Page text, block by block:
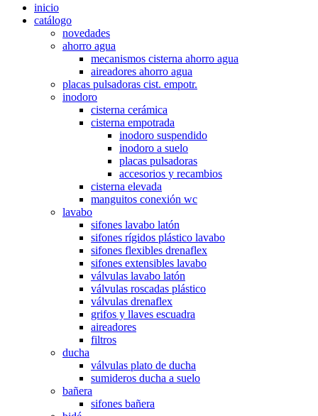
inicio
catálogo
novedades
ahorro agua
mecanismos cisterna ahorro agua
aireadores ahorro agua
placas pulsadoras cist. empotr.
inodoro
cisterna cerámica
cisterna empotrada
inodoro suspendido
inodoro a suelo
placas pulsadoras
accesorios y recambios
cisterna elevada
manguitos conexión wc
lavabo
sifones lavabo latón
sifones rígidos plástico lavabo
sifones flexibles drenaflex
sifones extensibles lavabo
válvulas lavabo latón
válvulas roscadas plástico
válvulas drenaflex
grifos y llaves escuadra
aireadores
filtros
ducha
válvulas plato de ducha
sumideros ducha a suelo
bañera
sifones bañera